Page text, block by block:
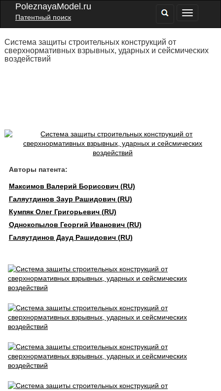
PoleznayaModel.ru
Патентный поиск
Система защиты строительных конструкций от
сверхнормативных взрывных, ударных и сейсмических
воздействий
Авторы патента:
Максимов Валерий Борисович (RU)
Галяутдинов Заур Рашидович (RU)
Кумпяк Олег Григорьевич (RU)
Однокопылов Георгий Иванович (RU)
Галяутдинов Дауд Рашидович (RU)